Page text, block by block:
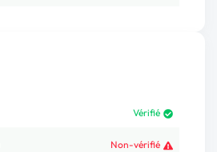
Vérifié
Non-vérifié